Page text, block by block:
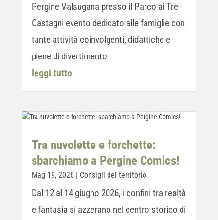
Pergine Valsugana presso il Parco ai Tre
Castagni evento dedicato alle famiglie con
tante attività coinvolgenti, didattiche e
piene di divertimento
leggi tutto
Tra nuvolette e forchette:
sbarchiamo a Pergine Comics!
Mag 19, 2026 | Consigli del territorio
Dal 12 al 14 giugno 2026, i confini tra realtà
e fantasia si azzerano nel centro storico di